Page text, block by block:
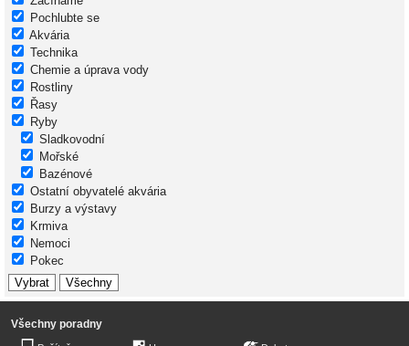
Pochlubte se
Akvária
Technika
Chemie a úprava vody
Rostliny
Řasy
Ryby
Sladkovodní
Mořské
Bazénové
Ostatní obyvatelé akvária
Burzy a výstavy
Krmiva
Nemoci
Pokec
Všechny poradny